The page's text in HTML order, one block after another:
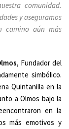
comunidad.
y aseguramos
camino aún más
, Fundador del
simbólico.
Quintanilla en la
a Olmos bajo la
en la
más emotivos y